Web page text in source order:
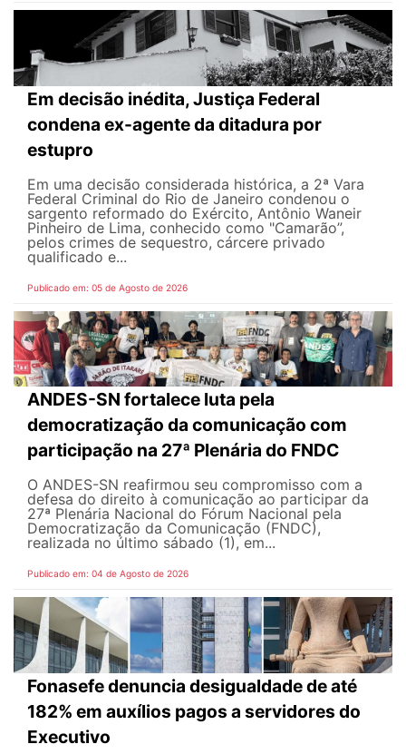
Em decisão inédita, Justiça Federal
condena ex-agente da ditadura por
estupro
Em uma decisão considerada histórica, a 2ª Vara
Federal Criminal do Rio de Janeiro condenou o
sargento reformado do Exército, Antônio Waneir
Pinheiro de Lima, conhecido como "Camarão”,
pelos crimes de sequestro, cárcere privado
qualificado e...
Publicado em: 05 de Agosto de 2026
ANDES-SN fortalece luta pela
democratização da comunicação com
participação na 27ª Plenária do FNDC
O ANDES-SN reafirmou seu compromisso com a
defesa do direito à comunicação ao participar da
27ª Plenária Nacional do Fórum Nacional pela
Democratização da Comunicação (FNDC),
realizada no último sábado (1), em...
Publicado em: 04 de Agosto de 2026
Fonasefe denuncia desigualdade de até
182% em auxílios pagos a servidores do
Executivo